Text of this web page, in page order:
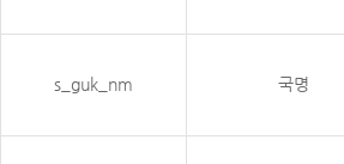
s_guk_nm 국명